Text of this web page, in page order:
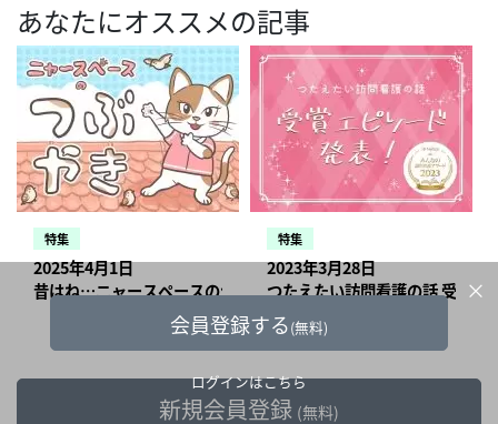
あなたにオススメの記事
特集
2025年4月1日
昔はね…ニャースペースのつぶやき【訪問看護あるある】
特集
2023年3月28日
つたえたい訪問看護の話 受賞エ
新規会員登録 (無料)
×
会員登録する(無料)
ログインはこちら